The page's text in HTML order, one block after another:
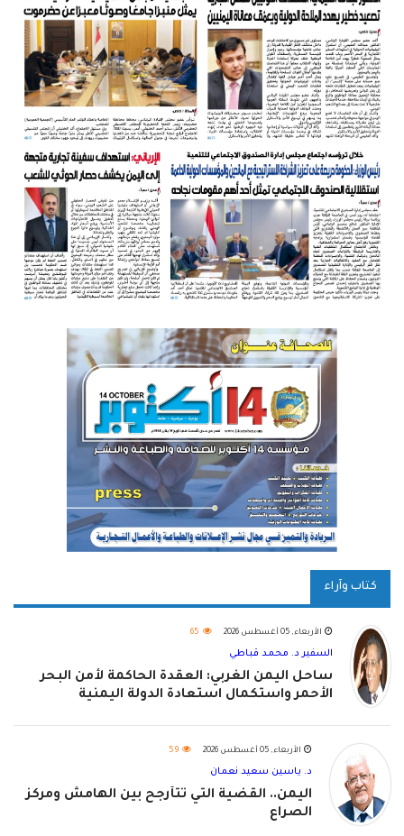
كتاب وآراء
الأربعاء, 05 أغسطس 2026 65
السفير د. محمد قباطي
ساحل اليمن الغربي: العقدة الحاكمة لأمن البحر
الأحمر واستكمال استعادة الدولة اليمنية
الأربعاء, 05 أغسطس 2026 59
د. ياسين سعيد نعمان
اليمن.. القضية التي تتأرجح بين الهامش ومركز
الصراع